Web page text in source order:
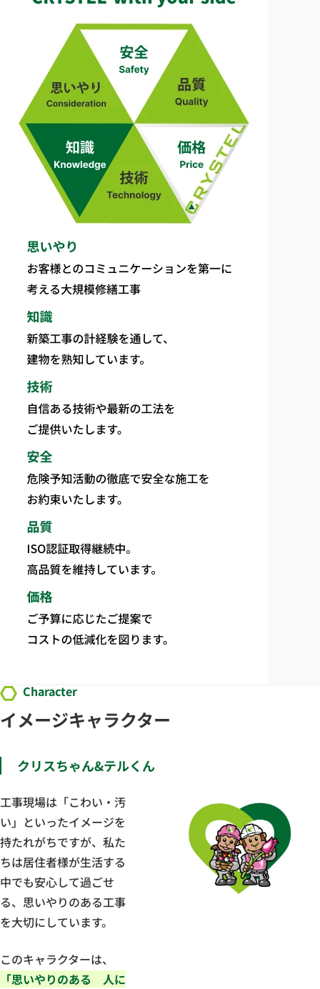
Character
イメージキャラクター
クリスちゃん&テルくん
工事現場は「こわい・汚
い」といったイメージを
持たれがちですが、私た
ちは居住者様が生活する
中でも安心して過ごせ
る、思いやりのある工事
を大切にしています。
このキャラクターは、
「思いやりのある 人に